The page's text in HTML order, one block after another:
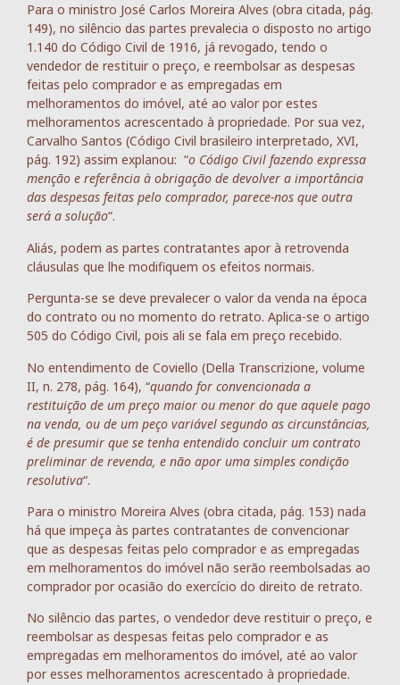
Para o ministro José Carlos Moreira Alves (obra citada, pág.
149), no silêncio das partes prevalecia o disposto no artigo
1.140 do Código Civil de 1916, já revogado, tendo o
vendedor de restituir o preço, e reembolsar as despesas
feitas pelo comprador e as empregadas em
melhoramentos do imóvel, até ao valor por estes
melhoramentos acrescentado à propriedade. Por sua vez,
Carvalho Santos (Código Civil brasileiro interpretado, XVI,
pág. 192) assim explanou: “o Código Civil fazendo expressa
menção e referência à obrigação de devolver a importância
das despesas feitas pelo comprador, parece-nos que outra
será a solução“.
Aliás, podem as partes contratantes apor à retrovenda
cláusulas que lhe modifiquem os efeitos normais.
Pergunta-se se deve prevalecer o valor da venda na época
do contrato ou no momento do retrato. Aplica-se o artigo
505 do Código Civil, pois ali se fala em preço recebido.
No entendimento de Coviello (Della Transcrizione, volume
II, n. 278, pág. 164), “quando for convencionada a
restituição de um preço maior ou menor do que aquele pago
na venda, ou de um peço variável segundo as circunstâncias,
é de presumir que se tenha entendido concluir um contrato
preliminar de revenda, e não apor uma simples condição
resolutiva“.
Para o ministro Moreira Alves (obra citada, pág. 153) nada
há que impeça às partes contratantes de convencionar
que as despesas feitas pelo comprador e as empregadas
em melhoramentos do imóvel não serão reembolsadas ao
comprador por ocasião do exercício do direito de retrato.
No silêncio das partes, o vendedor deve restituir o preço, e
reembolsar as despesas feitas pelo comprador e as
empregadas em melhoramentos do imóvel, até ao valor
por esses melhoramentos acrescentado à propriedade.